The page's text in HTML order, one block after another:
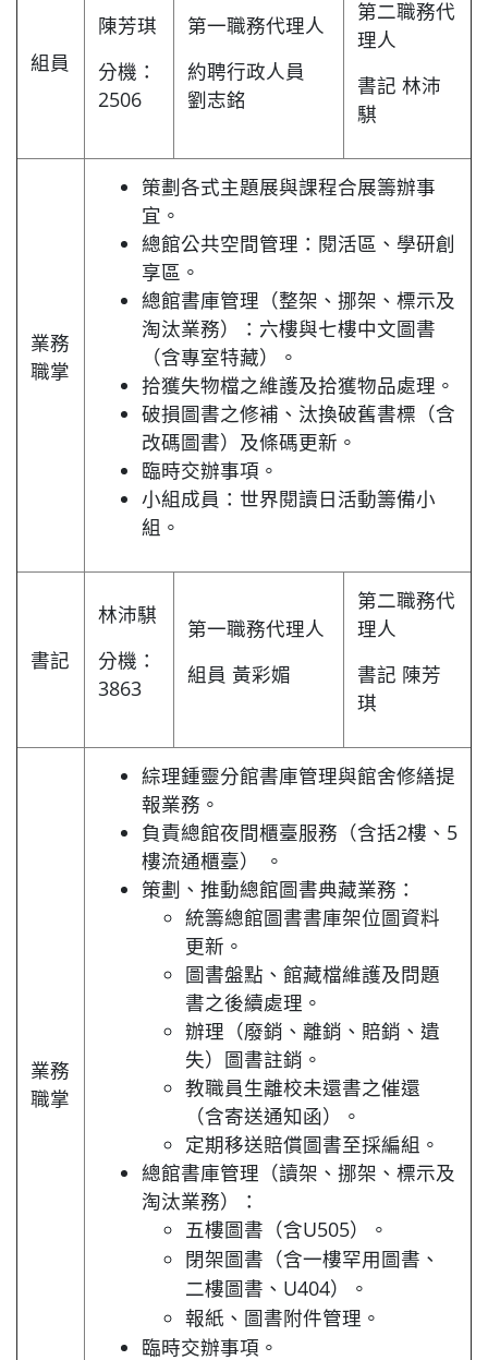
組員
陳芳琪
分機：
2506
第一職務代理人
約聘行政人員
劉志銘
第二職務代
理人
書記 林沛
騏
業務
職掌
策劃各式主題展與課程合展籌辦事
宜。
總館公共空間管理：閱活區、學研創
享區。
總館書庫管理（整架、挪架、標示及
淘汰業務）：六樓與七樓中文圖書
（含專室特藏）。
拾獲失物檔之維護及拾獲物品處理。
破損圖書之修補、汰換破舊書標（含
改碼圖書）及條碼更新。
臨時交辦事項。
小組成員：世界閱讀日活動籌備小
組。
書記
林沛騏
分機：
3863
第一職務代理人
組員 黃彩媚
第二職務代
理人
書記 陳芳
琪
業務
職掌
綜理鍾靈分館書庫管理與館舍修繕提
報業務。
負責總館夜間櫃臺服務（含括2樓、5
樓流通櫃臺） 。
策劃、推動總館圖書典藏業務：
統籌總館圖書書庫架位圖資料
更新。
圖書盤點、館藏檔維護及問題
書之後續處理。
辦理（廢銷、離銷、賠銷、遺
失）圖書註銷。
教職員生離校未還書之催還
（含寄送通知函）。
定期移送賠償圖書至採編組。
總館書庫管理（讀架、挪架、標示及
淘汰業務）：
五樓圖書（含U505）。
閉架圖書（含一樓罕用圖書、
二樓圖書、 U404）。
報紙、圖書附件管理。
臨時交辦事項。